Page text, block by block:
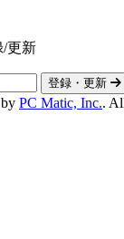
/更新
登録・更新
by PC Matic, Inc..